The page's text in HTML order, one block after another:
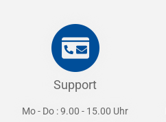
Support
Mo - Do : 9.00 - 15.00 Uhr